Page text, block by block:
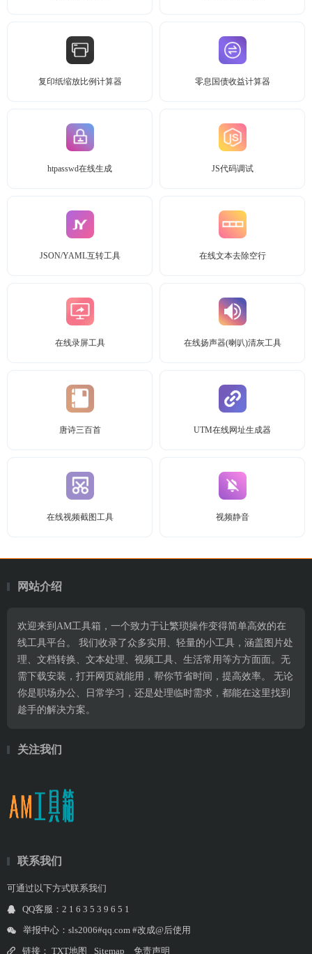
复印纸缩放比例计算器 零息国债收益计算器
htpasswd在线生成 JS代码调试
JSON/YAML互转工具 在线文本去除空行
在线录屏工具 在线扬声器(喇叭)清灰工具
唐诗三百首 UTM在线网址生成器
在线视频截图工具 视频静音
网站介绍
欢迎来到AM工具箱，一个致力于让繁琐操作变得简单高效的在
线工具平台。 我们收录了众多实用、轻量的小工具，涵盖图片处
理、文档转换、文本处理、视频工具、生活常用等方方面面。无
需下载安装，打开网页就能用，帮你节省时间，提高效率。 无论
你是职场办公、日常学习，还是处理临时需求，都能在这里找到
趁手的解决方案。
关注我们
联系我们
可通过以下方式联系我们
QQ客服：2 1 6 3 5 3 9 6 5 1
举报中心：sls2006#qq.com #改成@后使用
链接： TXT地图 Sitemap 免责声明